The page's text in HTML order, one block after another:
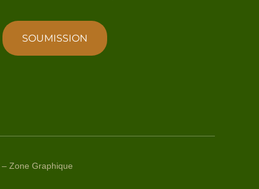
SOUMISSION
Zone Graphique